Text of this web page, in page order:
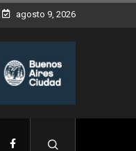
agosto 9, 2026